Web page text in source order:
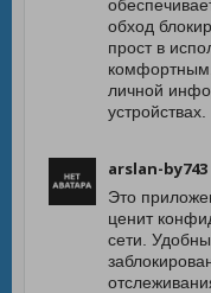
обход
прост в
личной
устройствах.
arslan-by743
Это
ценит
сети.